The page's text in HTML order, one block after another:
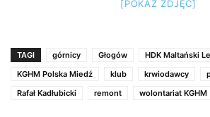
[POKAZ ZDJĘĆ]
TAGI górnicy Głogów
HDK Maltański
KGHM Polska Miedź
klub krwiodawcy
Rafał Kadłubicki
remont wolontariat KGHM